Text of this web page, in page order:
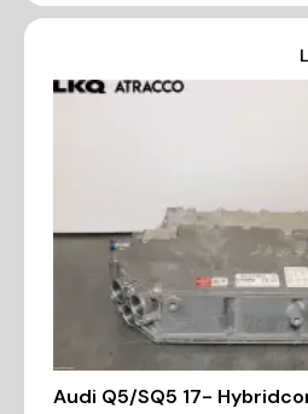
Audi Q5/SQ5 17-